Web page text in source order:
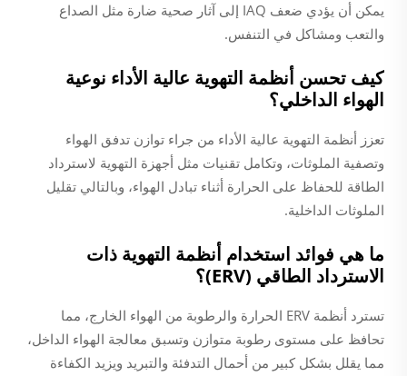
يمكن أن يؤدي ضعف IAQ إلى آثار صحية ضارة مثل الصداع
والتعب ومشاكل في التنفس.
كيف تحسن أنظمة التهوية عالية الأداء نوعية
الهواء الداخلي؟
تعزز أنظمة التهوية عالية الأداء من جراء توازن تدفق الهواء
وتصفية الملوثات، وتكامل تقنيات مثل أجهزة التهوية لاسترداد
الطاقة للحفاظ على الحرارة أثناء تبادل الهواء، وبالتالي تقليل
الملوثات الداخلية.
ما هي فوائد استخدام أنظمة التهوية ذات
الاسترداد الطاقي (ERV)؟
تسترد أنظمة ERV الحرارة والرطوبة من الهواء الخارج، مما
تحافظ على مستوى رطوبة متوازن وتسبق معالجة الهواء الداخل،
مما يقلل بشكل كبير من أحمال التدفئة والتبريد ويزيد الكفاءة